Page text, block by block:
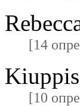
[14
Kiuppis
[10